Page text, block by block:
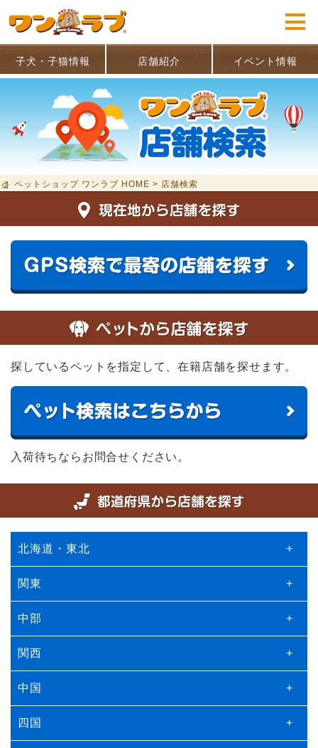
子犬・子猫情報 店舗紹介 イベント情報
ペットショップ ワンラブ HOME > 店舗検索
探しているペットを指定して、在籍店舗を探せます。
入荷待ちならお問合せください。
北海道・東北 +
関東 +
中部 +
関西 +
中国 +
四国 +